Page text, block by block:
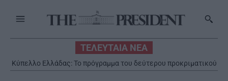
ΤΕΛΕΥΤΑΙΑ ΝΕΑ
Κύπελλο Ελλάδας: Το πρόγραμμα του δεύτερου προκριματικού
γύρου